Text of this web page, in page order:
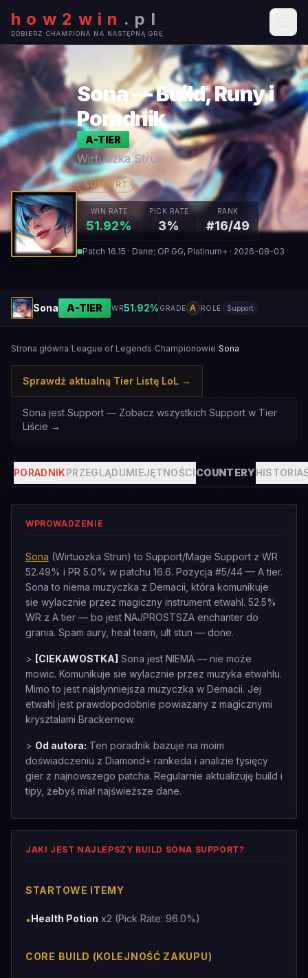
how2win . pl
DOBIERZ CHAMPIONA NA NASTĘPNĄ GRĘ
Sona — Build, Runy i
Poradnik
A-TIER
Wirtuozka Strun
SUPPORT
WIN RATE
51.92%
PICK RATE
3%
RANK
#16/49
Patch 16.15 · Dane: OP.GG, Platinum+ · 2026-08-03
Sona A-TIER WR51.92% GRADE A ROLE Support
Strona główna/League of Legends/Championowie/Sona
Sprawdź aktualną Tier Listę LoL →
Sona jest Support — Zobacz wszystkich Support w Tier
Liście →
PORADNIKPRZEGLĄDUMIEJĘTNOŚCICOUNTERYHISTORIA
WPROWADZENIE
Sona (Wirtuozka Strun) to Support/Mage Support z WR
52.49% i PR 5.0% w patchu 16.6. Pozycja #5/44 — A tier.
Sona to niema muzyczka z Demacii, która komunikuje
sie wylacznie przez magiczny instrument etwahl. 52.5%
WR z A tier — bo jest NAJPROSTSZA enchanter do
grania. Spam aury, heal team, ult stun — done.
> [CIEKAWOSTKA] Sona jest NIEMA — nie może
mowic. Komunikuje sie wylacznie przez muzyka etwahlu.
Mimo to jest najslynniejsza muzyczka w Demacii. Jej
etwahl jest prawdopodobnie powiazany z magicznymi
krysztalami Brackernow.
> Od autora: Ten poradnik bazuje na moim
doświadczeniu z Diamond+ rankeda i analizie tysięcy
gier z najnowszego patcha. Regularnie aktualizuję build i
tipy, żebyś miał najświeższe dane.
JAKI JEST NAJLEPSZY BUILD SONA SUPPORT?
STARTOWE ITEMY
•Health Potion x2 (Pick Rate: 96.0%)
CORE BUILD (KOLEJNOŚĆ ZAKUPU)